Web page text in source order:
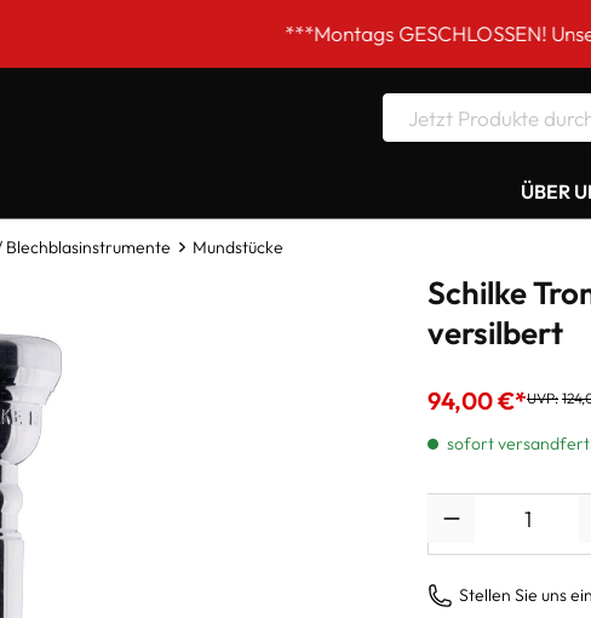
***Montags GESCHLOSSEN! Unsere
ÜBER
Blechblasinstrumente Mundstücke
Schilke
versilbert
94,00 €*UVP:
sofort
Stellen Sie uns